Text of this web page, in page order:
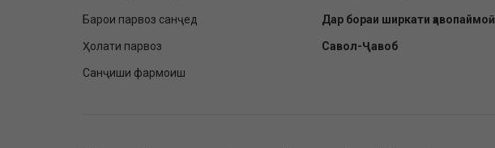
Барои парвоз санҷед
Ҳолати парвоз
Санҷиши фармоиш
Дар бораи ширкати ҳавопаймоӣ
Савол-Ҷавоб